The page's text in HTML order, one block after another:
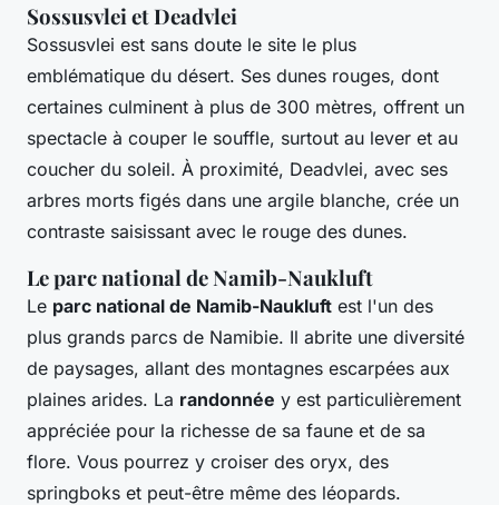
Sossusvlei et Deadvlei
Sossusvlei est sans doute le site le plus
emblématique du désert. Ses dunes rouges, dont
certaines culminent à plus de 300 mètres, offrent un
spectacle à couper le souffle, surtout au lever et au
coucher du soleil. À proximité, Deadvlei, avec ses
arbres morts figés dans une argile blanche, crée un
contraste saisissant avec le rouge des dunes.
Le parc national de Namib-Naukluft
Le parc national de Namib-Naukluft est l'un des
plus grands parcs de Namibie. Il abrite une diversité
de paysages, allant des montagnes escarpées aux
plaines arides. La randonnée y est particulièrement
appréciée pour la richesse de sa faune et de sa
flore. Vous pourrez y croiser des oryx, des
springboks et peut-être même des léopards.